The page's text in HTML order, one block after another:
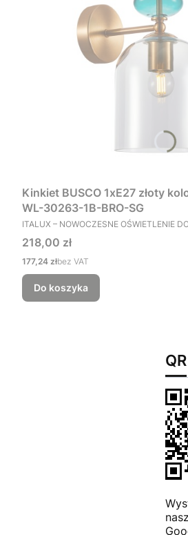
Kinkiet BUSCO 1xE27 złoty
WL-30263-1B-BRO-SG
PRODUCENT
ITALUX – NOWOCZESNE OŚWIETLENIE
Cena
218,00 zł
Cena
177,24 złbez VAT
Do koszyka
QR